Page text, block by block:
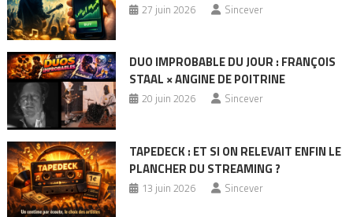
27 juin 2026 Sincever
DUO IMPROBABLE DU JOUR : FRANÇOIS
STAAL × ANGINE DE POITRINE
20 juin 2026 Sincever
TAPEDECK : ET SI ON RELEVAIT ENFIN LE
PLANCHER DU STREAMING ?
13 juin 2026 Sincever